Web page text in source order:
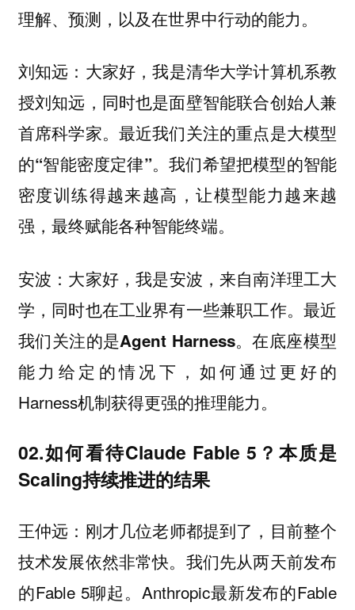
理解、预测，以及在世界中行动的能力。
刘知远： 大家好，我是清华大学计算机系教
授刘知远，同时也是面壁智能联合创始人兼
首席科学家。最近我们关注的重点是大模型
的“智能密度定律”。我们希望把模型的智能
密度训练得越来越高，让模型能力越来越
强，最终赋能各种智能终端。
安波： 大家好，我是安波，来自南洋理工大
学，同时也在工业界有一些兼职工作。最近
我们关注的是Agent Harness。在底座模型
能力给定的情况下，如何通过更好的
Harness机制获得更强的推理能力。
02.如何看待Claude Fable 5？本质是
Scaling持续推进的结果
王仲远： 刚才几位老师都提到了，目前整个
技术发展依然非常快。我们先从两天前发布
的Fable 5聊起。Anthropic最新发布的Fable